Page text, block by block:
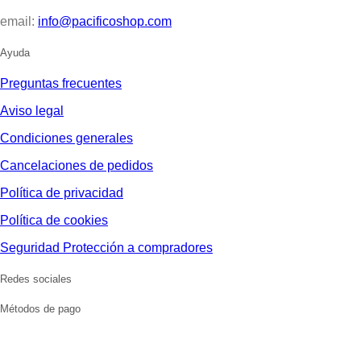
email: info@pacificoshop.com
Ayuda
Preguntas frecuentes
Aviso legal
Condiciones generales
Cancelaciones de pedidos
Política de privacidad
Política de cookies
Seguridad Protección a compradores
Redes sociales
Métodos de pago